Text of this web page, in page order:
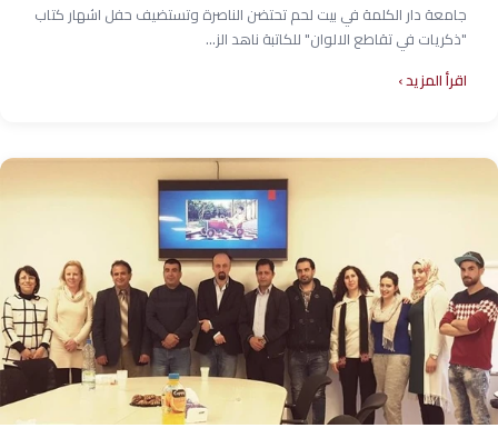
جامعة دار الكلمة في بيت لحم تحتضن الناصرة وتستضيف حفل اشهار كتاب
"ذكريات في تقاطع الالوان" للكاتبة ناهد الز...
اقرأ المزيد